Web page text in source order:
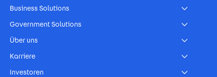
Business Solutions
Government Solutions
Über uns
Karriere
Investoren